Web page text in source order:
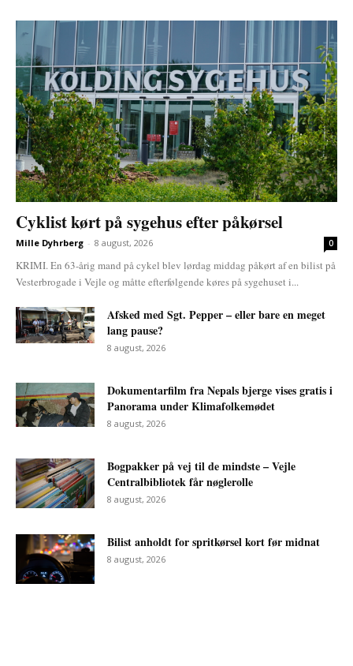
Cyklist kørt på sygehus efter påkørsel
Mille Dyhrberg - 8 august, 2026 0
KRIMI. En 63-årig mand på cykel blev lørdag middag påkørt af en bilist på
Vesterbrogade i Vejle og måtte efterfølgende køres på sygehuset i...
Afsked med Sgt. Pepper – eller bare en meget
lang pause?
8 august, 2026
Dokumentarfilm fra Nepals bjerge vises gratis i
Panorama under Klimafolkemødet
8 august, 2026
Bogpakker på vej til de mindste – Vejle
Centralbibliotek får nøglerolle
8 august, 2026
Bilist anholdt for spritkørsel kort før midnat
8 august, 2026